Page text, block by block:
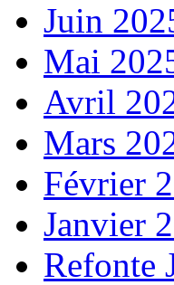
Juin
Mai
Avril
Mars
Février
Janvier
Refonte